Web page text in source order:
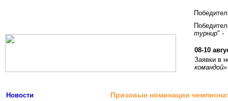
турнир" -
08-10
Заявки в
командой»
Новости
Призовые номинации